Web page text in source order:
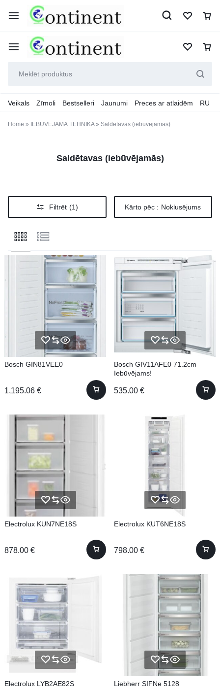
Veikals Zīmoli Bestselleri Jaunumi Preces ar atlaidēm RU
Home » IEBŪVĒJAMĀ TEHNIKA» Saldētavas (iebūvējamās)
Saldētavas (iebūvējamās)
Filtrēt (1) Kārto pēc : Noklusējums
Bosch GIN81VEE0
1,195.06 €
Bosch GIV11AFE0 71.2cm
Iebūvējams!
535.00 €
Electrolux KUN7NE18S
878.00 €
Electrolux KUT6NE18S
798.00 €
Electrolux LYB2AE82S Liebherr SIFNe 5128